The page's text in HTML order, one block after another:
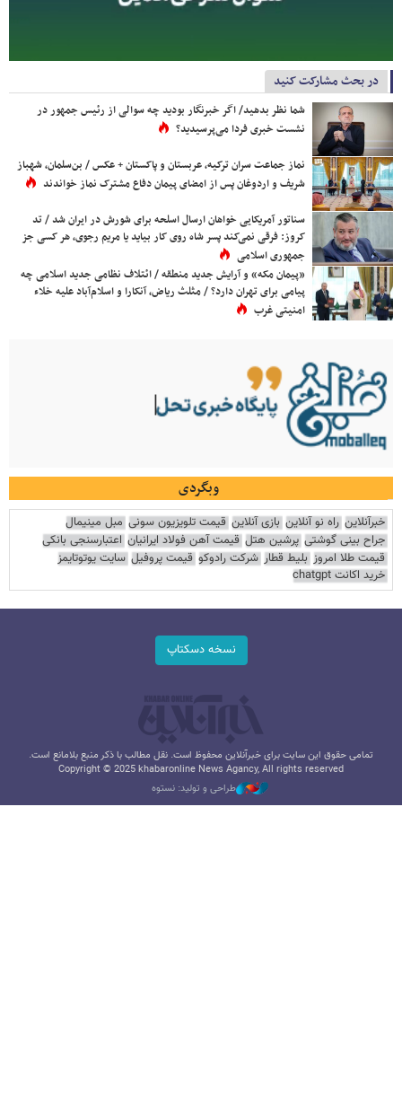
در بحث مشارکت کنید
شما نظر بدهید/ اگر خبرنگار بودید چه سوالی از رئیس جمهور در
نشست خبری فردا می‌پرسیدید؟
نماز جماعت سران ترکیه، عربستان و پاکستان + عکس / بن‌سلمان، شهباز
شریف و اردوغان پس از امضای پیمان دفاع مشترک نماز خواندند
سناتور آمریکایی خواهان ارسال اسلحه برای شورش در ایران شد / تد
کروز: فرقی نمی‌کند پسر شاه روی کار بیاید یا مریم رجوی، هر کسی جز
جمهوری اسلامی
«پیمان مکه» و آرایش جدید منطقه / ائتلاف نظامی جدید اسلامی چه
پیامی برای تهران دارد؟ / مثلث ریاض، آنکارا و اسلام‌آباد علیه خلاء
امنیتی غرب
وبگردی
خبرآنلاین راه نو آنلاین بازی آنلاین قیمت تلویزیون سونی مبل مینیمال
جراح بینی گوشتی پرشین هتل قیمت آهن فولاد ایرانیان اعتبارسنجی بانکی
قیمت طلا امروز بلیط قطار شرکت رادوکو قیمت پروفیل سایت یوتوتایمز
خرید اکانت chatgpt
نسخه دسکتاپ
تمامی حقوق این سایت برای خبرآنلاین محفوظ است. نقل مطالب با ذکر منبع بلامانع است.
Copyright © 2025 khabaronline News Agancy, All rights reserved
طراحی و تولید: نستوه